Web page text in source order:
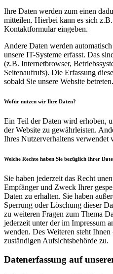
Ihre Daten werden zum einen
mitteilen. Hierbei kann es sich
Kontaktformular eingeben.
Andere Daten werden
unsere IT-Systeme erfasst. Das
(z.B. Internetbrowser,
Seitenaufrufs). Die Erfassung
sobald Sie unsere Website betreten.
Wofür nutzen wir Ihre Daten?
Ein Teil der Daten wird erhoben,
der Website zu gewährleisten.
Ihres Nutzerverhaltens verwendet
Welche Rechte haben Sie bezüglich Ihrer
Sie haben jederzeit das Recht
Empfänger und Zweck Ihrer
Daten zu erhalten. Sie haben
Sperrung oder Löschung dieser
zu weiteren Fragen zum Thema
jederzeit unter der im Impressum
wenden. Des Weiteren steht
zuständigen Aufsichtsbehörde zu.
Datenerfassung auf